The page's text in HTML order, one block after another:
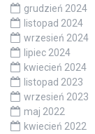
grudzień 2024
listopad 2024
wrzesień 2024
lipiec 2024
kwiecień 2024
listopad 2023
wrzesień 2023
maj 2022
kwiecień 2022